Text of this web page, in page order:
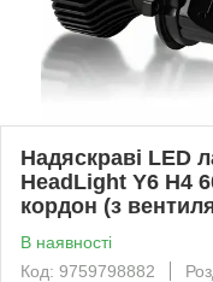
Надяскраві LED
HeadLight Y6 H4
кордон (з
В наявності
Код: 9759798882